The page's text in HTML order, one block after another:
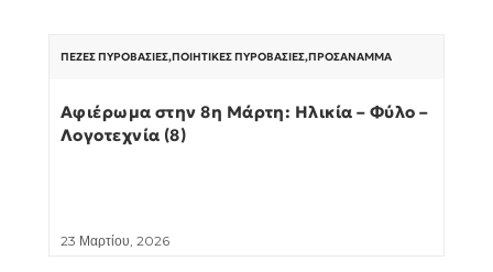
ΠΕΖΈΣ ΠΥΡΟΒΑΣΊΕΣ,ΠΟΙΗΤΙΚΈΣ ΠΥΡΟΒΑΣΊΕΣ,ΠΡΟΣΆΝΑΜΜΑ
Αφιέρωμα στην 8η Μάρτη: Ηλικία – Φύλο –
Λογοτεχνία (8)
23 Μαρτίου, 2026